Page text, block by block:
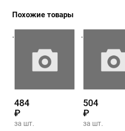
Похожие товары
.
484
₽
за шт.
.
504
₽
за шт.